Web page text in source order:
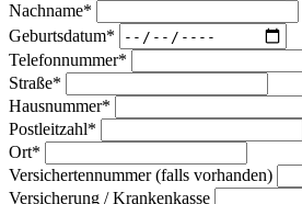
Nachname
Geburtsdatum
Telefonnummer
Straße
Hausnummer
Postleitzahl
Ort
Versichertennummer (falls vorhanden)
Versicherung / Krankenkasse